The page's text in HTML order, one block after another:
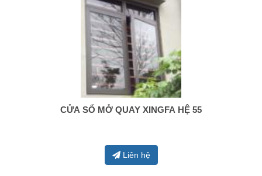
0938 414 005
CỬA SỔ MỞ QUAY XINGFA HỆ 55
Liên hệ